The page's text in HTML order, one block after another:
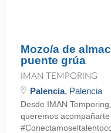
Mozo/a de
puente grúa
IMAN TEMPORING
Palencia, Palencia
Desde IMAN
queremos